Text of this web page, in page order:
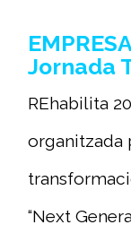
Jornada
REhabilita
organitzada
“Next